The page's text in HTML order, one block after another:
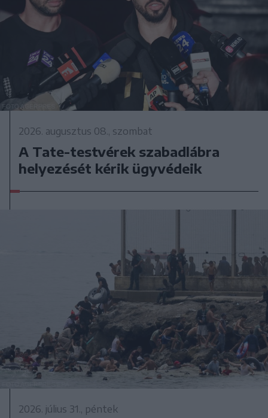
2026. augusztus 08., szombat
A Tate-testvérek szabadlábra
helyezését kérik ügyvédeik
2026. július 31., péntek